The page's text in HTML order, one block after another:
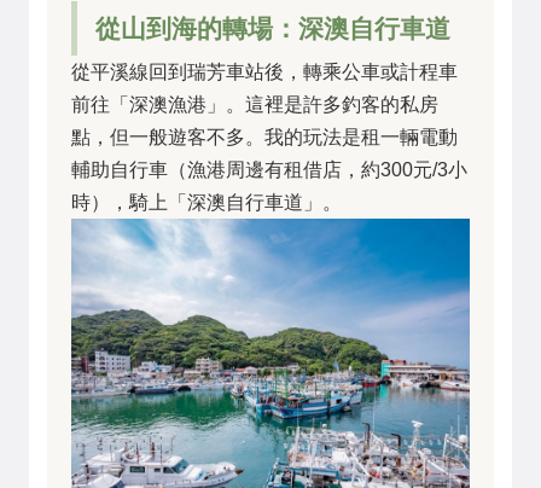
從山到海的轉場：深澳自行車道
從平溪線回到瑞芳車站後，轉乘公車或計程車
前往「深澳漁港」。這裡是許多釣客的私房
點，但一般遊客不多。我的玩法是租一輛電動
輔助自行車（漁港周邊有租借店，約300元/3小
時），騎上「深澳自行車道」。